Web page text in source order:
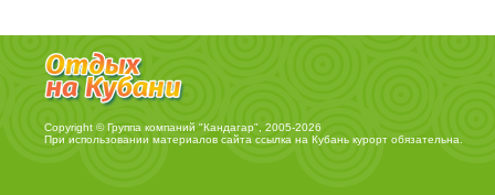
Copyright © Группа компаний "Кандагар", 2005-2026
При использовании материалов сайта ссылка на Кубань курортобязательна.